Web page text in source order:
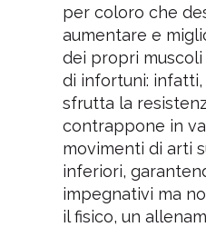
per coloro che
aumentare e
dei propri muscoli
di infortuni: infatti,
sfrutta la
contrappone in
movimenti di arti
inferiori,
impegnativi ma
il fisico, un